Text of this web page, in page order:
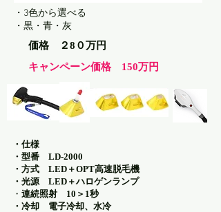
・3色から選べる
​・黒・青・灰
価格 ２8０万円
キャンペーン価格 150万円
・仕様
・型番 LD-2000
・方式 LED＋OPT高速脱毛機
・光源 LED＋ハロゲンランプ
・ 連続照射 10＞1秒
・冷却 電子冷却、水冷